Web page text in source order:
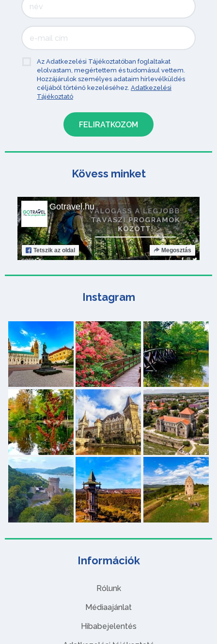
Információk
Rólunk
Médiaajánlat
Hibabejelentés
Az Adatkezelési Tájékoztatóban foglaltakat
elolvastam, megértettem és tudomásul vettem.
Hozzájárulok személyes adataim hírlevélküldés
céljából történő kezeléséhez. Adatkezelési
Tájékoztató
Kövess minket
Gotravel.hu
Tetszik az oldal Megosztás
Instagram